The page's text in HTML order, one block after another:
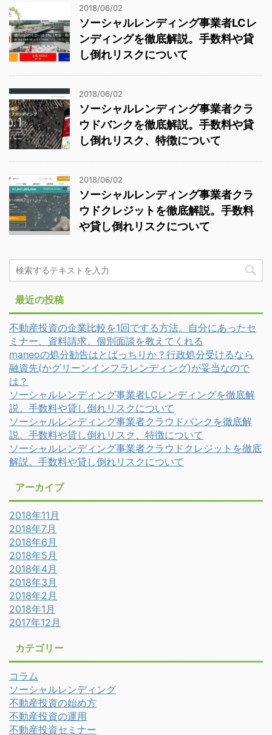
2018/06/02
ソーシャルレンディング事業者LCレ
ンディングを徹底解説。手数料や貸
し倒れリスクについて
2018/06/02
ソーシャルレンディング事業者クラ
ウドバンクを徹底解説。手数料や貸
し倒れリスク、特徴について
2018/06/02
ソーシャルレンディング事業者クラ
ウドクレジットを徹底解説。手数料
や貸し倒れリスクについて
最近の投稿
不動産投資の企業比較を1回でする方法。自分にあったセ
ミナー、資料請求、個別面談を教えてくれる
maneoの処分勧告はとばっちりか？行政処分受けるなら
融資先(かグリーンインフラレンディング)が妥当なので
は？
ソーシャルレンディング事業者LCレンディングを徹底解
説。手数料や貸し倒れリスクについて
ソーシャルレンディング事業者クラウドバンクを徹底解
説。手数料や貸し倒れリスク、特徴について
ソーシャルレンディング事業者クラウドクレジットを徹底
解説。手数料や貸し倒れリスクについて
アーカイブ
2018年11月
2018年7月
2018年6月
2018年5月
2018年4月
2018年3月
2018年2月
2018年1月
2017年12月
カテゴリー
コラム
ソーシャルレンディング
不動産投資の始め方
不動産投資の運用
不動産投資セミナー